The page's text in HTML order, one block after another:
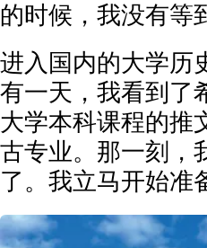
的时候，我没有等
进入国内的大学历
有一天，我看到了
大学本科课程的推
古专业。那一刻，
了。我立马开始准